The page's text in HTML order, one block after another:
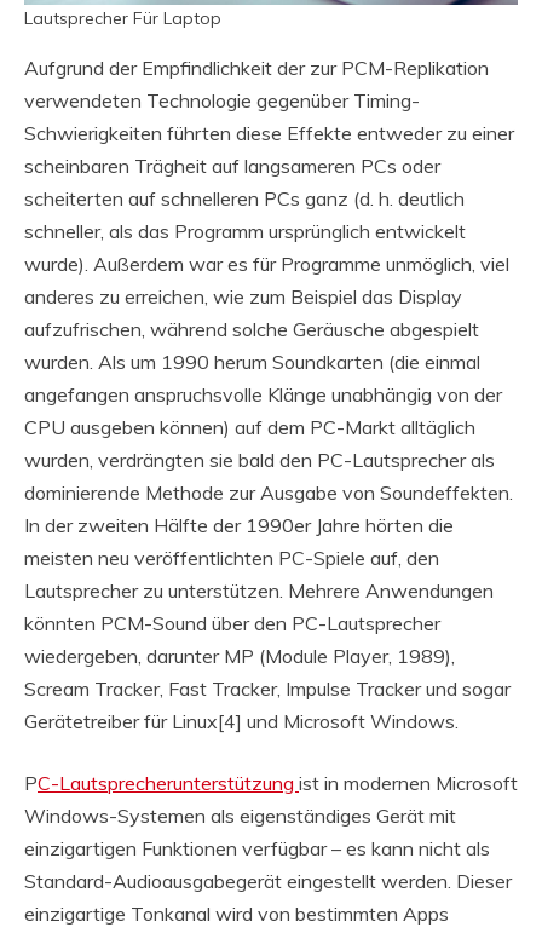
Lautsprecher Für Laptop
Aufgrund der Empfindlichkeit der zur PCM-Replikation
verwendeten Technologie gegenüber Timing-
Schwierigkeiten führten diese Effekte entweder zu einer
scheinbaren Trägheit auf langsameren PCs oder
scheiterten auf schnelleren PCs ganz (d. h. deutlich
schneller, als das Programm ursprünglich entwickelt
wurde). Außerdem war es für Programme unmöglich, viel
anderes zu erreichen, wie zum Beispiel das Display
aufzufrischen, während solche Geräusche abgespielt
wurden. Als um 1990 herum Soundkarten (die einmal
angefangen anspruchsvolle Klänge unabhängig von der
CPU ausgeben können) auf dem PC-Markt alltäglich
wurden, verdrängten sie bald den PC-Lautsprecher als
dominierende Methode zur Ausgabe von Soundeffekten.
In der zweiten Hälfte der 1990er Jahre hörten die
meisten neu veröffentlichten PC-Spiele auf, den
Lautsprecher zu unterstützen. Mehrere Anwendungen
könnten PCM-Sound über den PC-Lautsprecher
wiedergeben, darunter MP (Module Player, 1989),
Scream Tracker, Fast Tracker, Impulse Tracker und sogar
Gerätetreiber für Linux[4] und Microsoft Windows.
PC-Lautsprecherunterstützung ist in modernen Microsoft
Windows-Systemen als eigenständiges Gerät mit
einzigartigen Funktionen verfügbar – es kann nicht als
Standard-Audioausgabegerät eingestellt werden. Dieser
einzigartige Tonkanal wird von bestimmten Apps